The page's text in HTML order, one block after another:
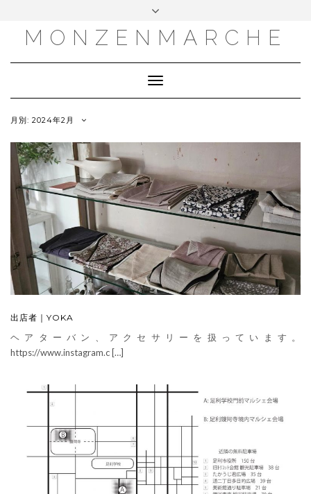
MONZENMARCHE
Toggle
Navigation
月別: 2024年2月
出店者｜YOKA
ヘアターバン、アクセサリーを扱っています。
https://www.instagram.c […]